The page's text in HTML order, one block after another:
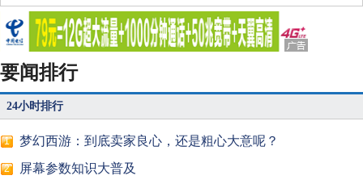
要闻排行
24小时排行
1 梦幻西游：到底卖家良心，还是粗心大意呢？
2 屏幕参数知识大普及